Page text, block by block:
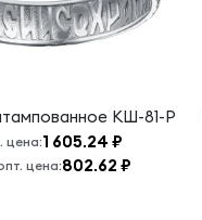
КШ-81-Р
цена:1 605.24 ₽
цена:802.62 ₽